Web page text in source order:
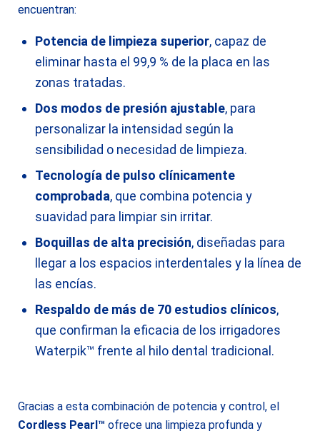
encuentran:
Potencia de limpieza superior, capaz de
eliminar hasta el 99,9 % de la placa en las
zonas tratadas.
Dos modos de presión ajustable, para
personalizar la intensidad según la
sensibilidad o necesidad de limpieza.
Tecnología de pulso clínicamente
comprobada, que combina potencia y
suavidad para limpiar sin irritar.
Boquillas de alta precisión, diseñadas para
llegar a los espacios interdentales y la línea de
las encías.
Respaldo de más de 70 estudios clínicos,
que confirman la eficacia de los irrigadores
Waterpik™ frente al hilo dental tradicional.
Gracias a esta combinación de potencia y control, el
Cordless Pearl™ ofrece una limpieza profunda y